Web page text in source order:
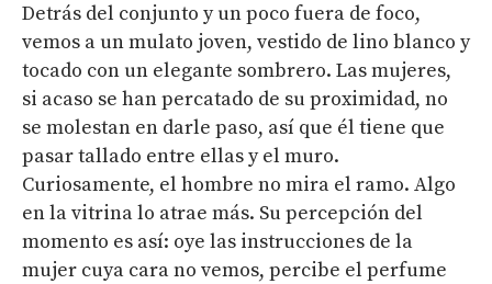
Detrás del conjunto y un poco fuera de foco,
vemos a un mulato joven, vestido de lino blanco y
tocado con un elegante sombrero. Las mujeres,
si acaso se han percatado de su proximidad, no
se molestan en darle paso, así que él tiene que
pasar tallado entre ellas y el muro.
Curiosamente, el hombre no mira el ramo. Algo
en la vitrina lo atrae más. Su percepción del
momento es así: oye las instrucciones de la
mujer cuya cara no vemos, percibe el perfume